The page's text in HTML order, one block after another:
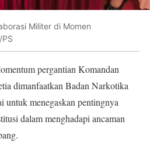
Militer di Momen
pergantian Komandan
dimanfaatkan Badan Narkotika
menegaskan pentingnya
dalam menghadapi ancaman